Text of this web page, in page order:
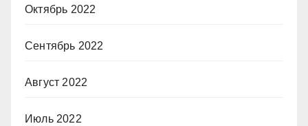
Октябрь 2022
Сентябрь 2022
Август 2022
Июль 2022